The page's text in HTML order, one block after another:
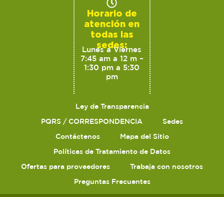
Horario de
atención en
todas las
sedes:
Lunes a Viernes
7:45 am a 12 m –
1:30 pm a 5:30
pm
Ley de Transparencia
PQRS / CORRESPONDENCIA
Sedes
Contáctenos
Mapa del Sitio
Políticas de Tratamiento de Datos
Ofertas para proveedores
Trabaja con nosotros
Preguntas Frecuentes